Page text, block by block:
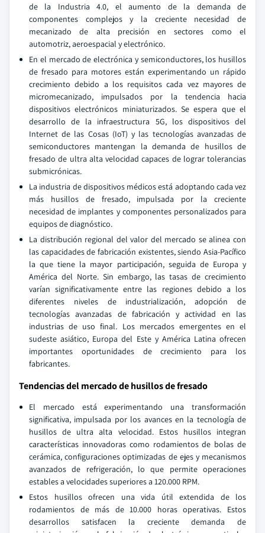
de la Industria 4.0, el aumento de la demanda de
componentes complejos y la creciente necesidad de
mecanizado de alta precisión en sectores como el
automotriz, aeroespacial y electrónico.
En el mercado de electrónica y semiconductores, los husillos
de fresado para motores están experimentando un rápido
crecimiento debido a los requisitos cada vez mayores de
micromecanizado, impulsados por la tendencia hacia
dispositivos electrónicos miniaturizados. Se espera que el
desarrollo de la infraestructura 5G, los dispositivos del
Internet de las Cosas (IoT) y las tecnologías avanzadas de
semiconductores mantengan la demanda de husillos de
fresado de ultra alta velocidad capaces de lograr tolerancias
submicrónicas.
La industria de dispositivos médicos está adoptando cada vez
más husillos de fresado, impulsada por la creciente
necesidad de implantes y componentes personalizados para
equipos de diagnóstico.
La distribución regional del valor del mercado se alinea con
las capacidades de fabricación existentes, siendo Asia-Pacífico
la que tiene la mayor participación, seguida de Europa y
América del Norte. Sin embargo, las tasas de crecimiento
varían significativamente entre las regiones debido a los
diferentes niveles de industrialización, adopción de
tecnologías avanzadas de fabricación y actividad en las
industrias de uso final. Los mercados emergentes en el
sudeste asiático, Europa del Este y América Latina ofrecen
importantes oportunidades de crecimiento para los
fabricantes.
Tendencias del mercado de husillos de fresado
El mercado está experimentando una transformación
significativa, impulsada por los avances en la tecnología de
husillos de ultra alta velocidad. Estos husillos integran
características innovadoras como rodamientos de bolas de
cerámica, configuraciones optimizadas de ejes y mecanismos
avanzados de refrigeración, lo que permite operaciones
estables a velocidades superiores a 120.000 RPM.
Estos husillos ofrecen una vida útil extendida de los
rodamientos de más de 10.000 horas operativas. Estos
desarrollos satisfacen la creciente demanda de